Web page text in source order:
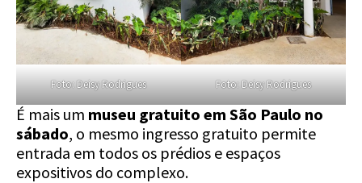
Foto: Deisy Rodrigues Foto: Deisy Rodrigues
É mais um museu gratuito em São Paulo no
sábado, o mesmo ingresso gratuito permite
entrada em todos os prédios e espaços
expositivos do complexo.